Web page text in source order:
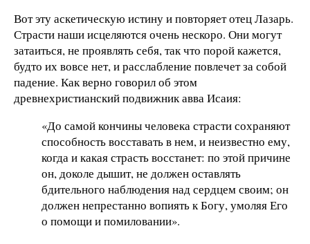
Вот эту аскетическую истину и повторяет отец Лазарь.
Страсти наши исцеляются очень нескоро. Они могут
затаиться, не проявлять себя, так что порой кажется,
будто их вовсе нет, и расслабление повлечет за собой
падение. Как верно говорил об этом
древнехристианский подвижник авва Исаия:
«До самой кончины человека страсти сохраняют
способность восставать в нем, и неизвестно ему,
когда и какая страсть восстанет: по этой причине
он, доколе дышит, не должен оставлять
бдительного наблюдения над сердцем своим; он
должен непрестанно вопиять к Богу, умоляя Его
о помощи и помиловании».